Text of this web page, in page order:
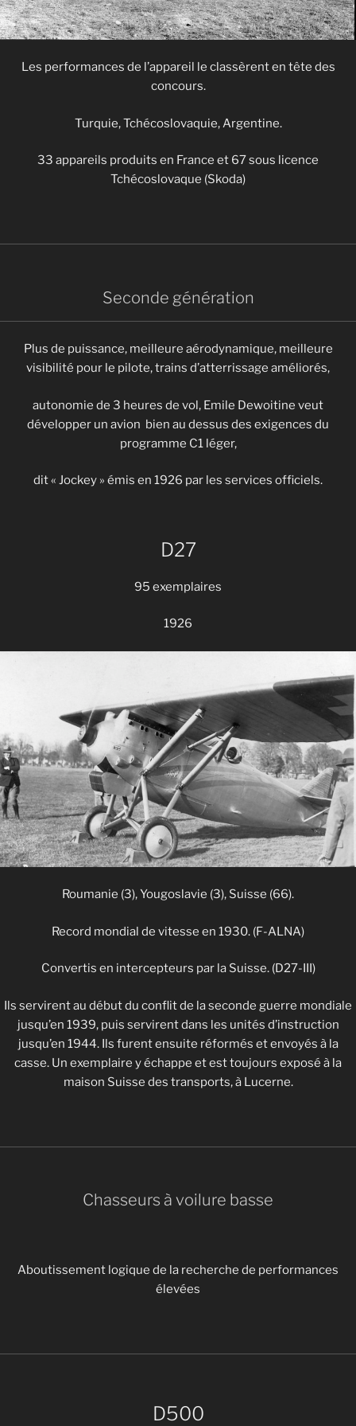
Les performances de l’appareil le classèrent en tête des
concours.
Turquie, Tchécoslovaquie, Argentine.
33 appareils produits en France et 67 sous licence
Tchécoslovaque (Skoda)
Seconde génération
Plus de puissance, meilleure aérodynamique, meilleure
visibilité pour le pilote, trains d’atterrissage améliorés,
autonomie de 3 heures de vol, Emile Dewoitine veut
développer un avion bien au dessus des exigences du
programme C1 léger,
dit « Jockey » émis en 1926 par les services officiels.
D27
95 exemplaires
1926
Roumanie (3), Yougoslavie (3), Suisse (66).
Record mondial de vitesse en 1930. (F-ALNA)
Convertis en intercepteurs par la Suisse. (D27-III)
Ils servirent au début du conflit de la seconde guerre mondiale
jusqu’en 1939, puis servirent dans les unités d’instruction
jusqu’en 1944. Ils furent ensuite réformés et envoyés à la
casse. Un exemplaire y échappe et est toujours exposé à la
maison Suisse des transports, à Lucerne.
Chasseurs à voilure basse
Aboutissement logique de la recherche de performances
élevées
D500